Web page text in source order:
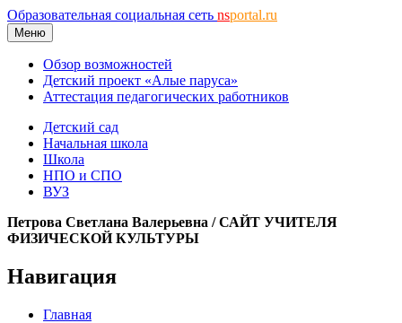
Образовательная социальная сеть nsportal.ru
Меню
Обзор возможностей
Детский проект «Алые паруса»
Аттестация педагогических работников
Детский сад
Начальная школа
Школа
НПО и СПО
ВУЗ
Петрова Светлана Валерьевна / САЙТ УЧИТЕЛЯ
ФИЗИЧЕСКОЙ КУЛЬТУРЫ
Навигация
Главная